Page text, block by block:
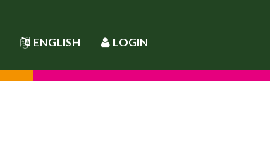
ENGLISH LOGIN